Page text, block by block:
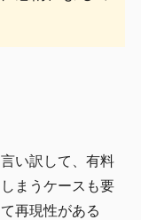
い訳して、有料
まうケースも要
再現性がある